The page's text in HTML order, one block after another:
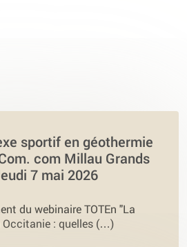
sportif en géothermie
com Millau Grands
7 mai 2026
du webinaire TOTEn "La
Occitanie : quelles (…)